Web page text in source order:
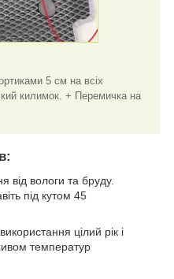
5 см на всіх
килимок. + Перемичка на
вологи та бруду.
під кутом 45
цілий рік і
температур